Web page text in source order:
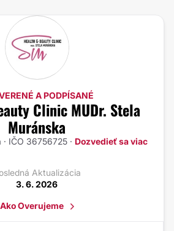
A PODPÍSANÉ
Clinic MUDr. Stela
Muránska
IČO 36756725 · Dozvedieť sa viac
Aktualizácia
3. 6. 2026
Ako Overujeme